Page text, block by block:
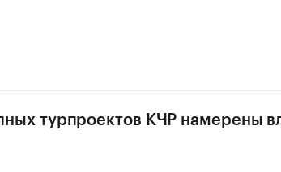
турпроектов КЧР намерены